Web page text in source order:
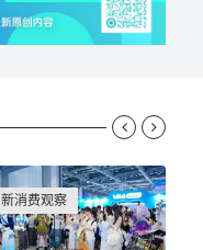
新消费观察
 